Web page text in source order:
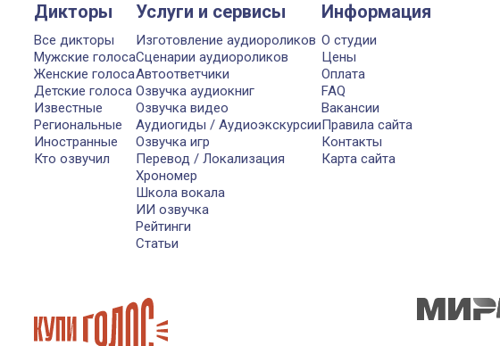
Дикторы
Все дикторы
Мужские голоса
Женские голоса
Детские голоса
Известные
Региональные
Иностранные
Кто озвучил
Услуги и сервисы
Изготовление аудиороликов
Сценарии аудиороликов
Автоответчики
Озвучка аудиокниг
Озвучка видео
Аудиогиды / Аудиоэкскурсии
Озвучка игр
Перевод / Локализация
Хрономер
Школа вокала
ИИ озвучка
Рейтинги
Статьи
Информация
О студии
Цены
Оплата
FAQ
Вакансии
Правила сайта
Контакты
Карта сайта